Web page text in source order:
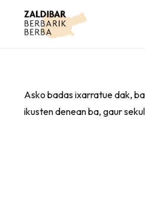
Asko badas ixarratue dak,
ikusten denean ba, gaur